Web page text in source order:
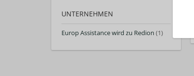
UNTERNEHMEN
Europ Assistance wird zu Redion (1)